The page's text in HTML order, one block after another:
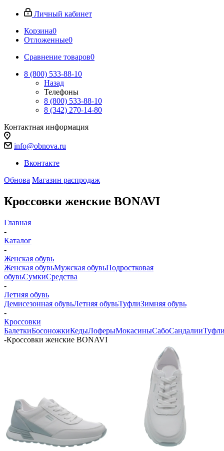
Личный кабинет
Корзина0
Отложенные0
Сравнение товаров0
8 (800) 533-88-10
Назад
Телефоны
8 (800) 533-88-10
8 (342) 270-14-80
Контактная информация
info@obnova.ru
Вконтакте
Обнова Магазин распродаж
Кроссовки женские BONAVI
Главная
-
Каталог
-
Женская обувь
Женская обувьМужская обувьПодростковая
обувьСумкиСредства
-
Летняя обувь
Демисезонная обувьЛетняя обувьТуфлиЗимняя обувь
-
Кроссовки
БалеткиБосоножкиКедыЛоферыМокасиныСабоСандалии
-Кроссовки женские BONAVI